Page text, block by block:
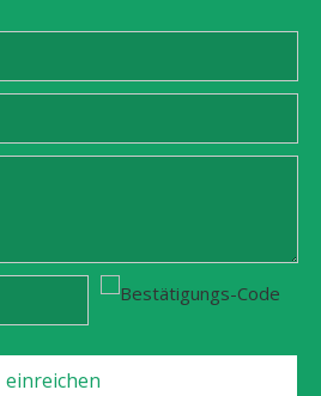
einreichen